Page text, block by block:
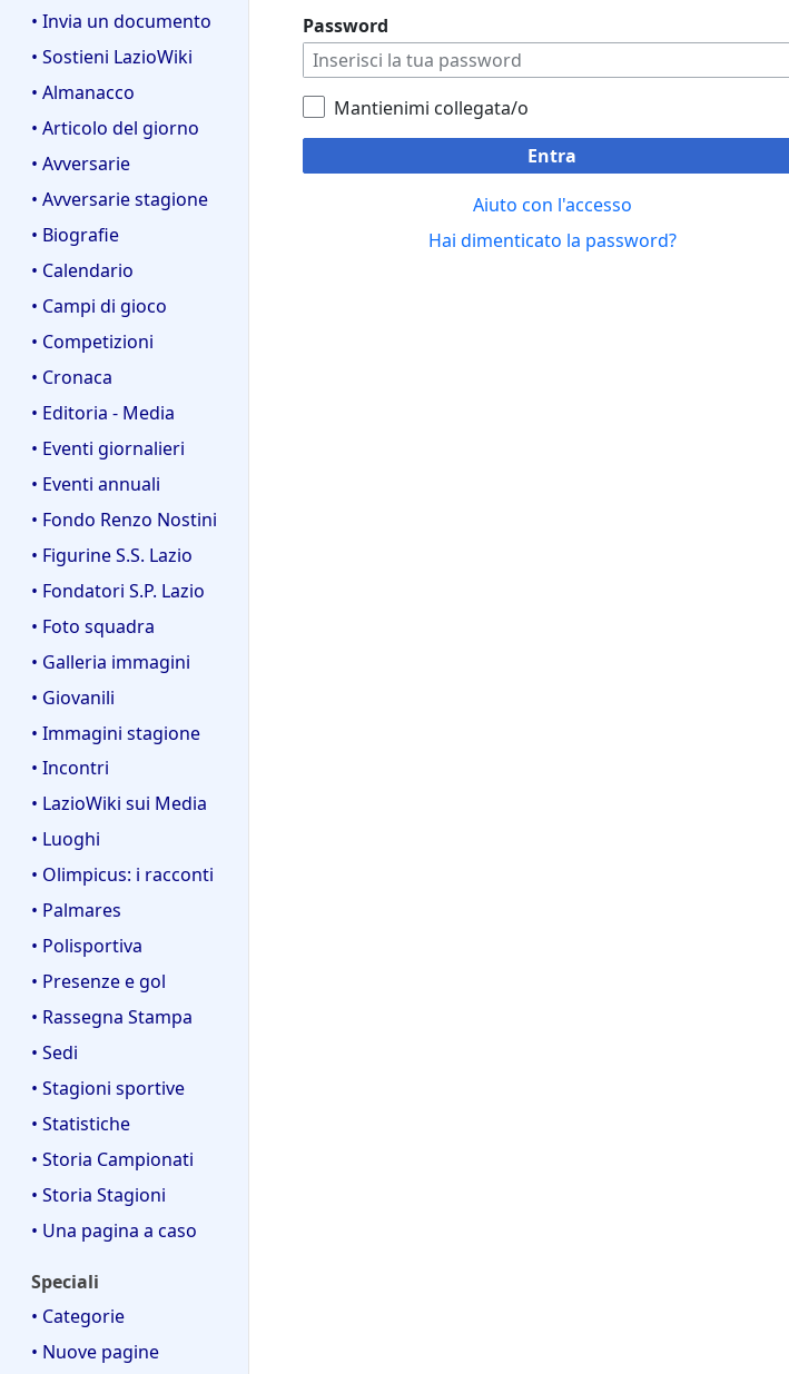
• Invia un documento
• Sostieni LazioWiki
• Almanacco
• Articolo del giorno
• Avversarie
• Avversarie stagione
• Biografie
• Calendario
• Campi di gioco
• Competizioni
• Cronaca
• Editoria - Media
• Eventi giornalieri
• Eventi annuali
• Fondo Renzo Nostini
• Figurine S.S. Lazio
• Fondatori S.P. Lazio
• Foto squadra
• Galleria immagini
• Giovanili
• Immagini stagione
• Incontri
• LazioWiki sui Media
• Luoghi
• Olimpicus: i racconti
• Palmares
• Polisportiva
• Presenze e gol
• Rassegna Stampa
• Sedi
• Stagioni sportive
• Statistiche
• Storia Campionati
• Storia Stagioni
• Una pagina a caso
Speciali
• Categorie
• Nuove pagine
Password
Mantienimi collegata/o
Entra
Aiuto con l'accesso
Hai dimenticato la password?